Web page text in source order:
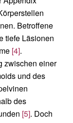
Betroffene
tiefe Läsionen
[4].
zwischen einer
und des
des
[5]. Doch